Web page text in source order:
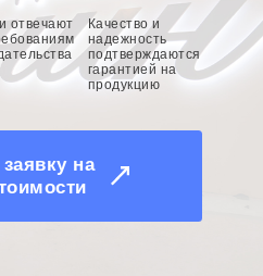
отвечают
Качество и
надежность
подтверждаются
гарантией на
продукцию
на